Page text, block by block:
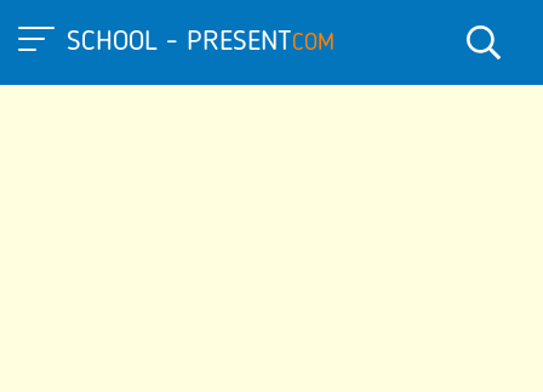
SCHOOL - PRESENTCOM